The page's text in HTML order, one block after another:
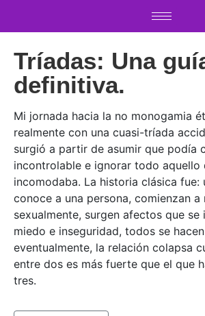
Tríadas: Una
definitiva.
Mi jornada hacia la no monogamia
realmente con una cuasi-tríada
surgió a partir de asumir que podía
incontrolable e ignorar todo aquello
incomodaba. La historia clásica fue:
conoce a una persona, comienzan a
sexualmente, surgen afectos que se
miedo e inseguridad, todos se
eventualmente, la relación colapsa
entre dos es más fuerte que el que
tres.